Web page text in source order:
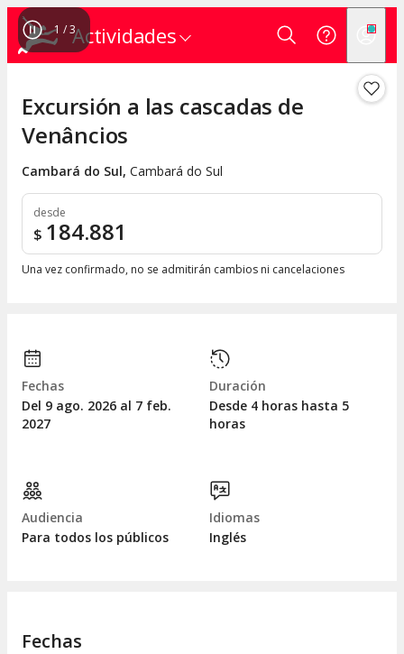
Actividades
1 /3
Excursión a las cascadas de
Venâncios
Cambará do Sul, Cambará do Sul
desde
$ 184.881
Una vez confirmado, no se admitirán cambios ni cancelaciones
Fechas
Del 9 ago. 2026 al 7 feb.
2027
Duración
Desde 4 horas hasta 5
horas
Audiencia
Para todos los públicos
Idiomas
Inglés
Fechas